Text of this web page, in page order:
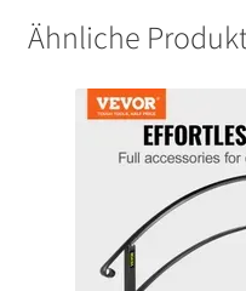
Ähnliche